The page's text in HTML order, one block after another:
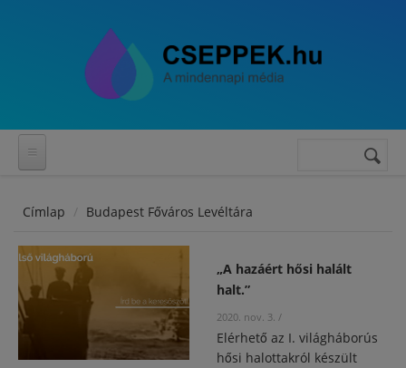
Keresés
Címlap Budapest Főváros Levéltára
„A hazáért hősi halált
halt.”
2020. nov. 3. /
Elérhető az I. világháborús
hősi halottakról készült